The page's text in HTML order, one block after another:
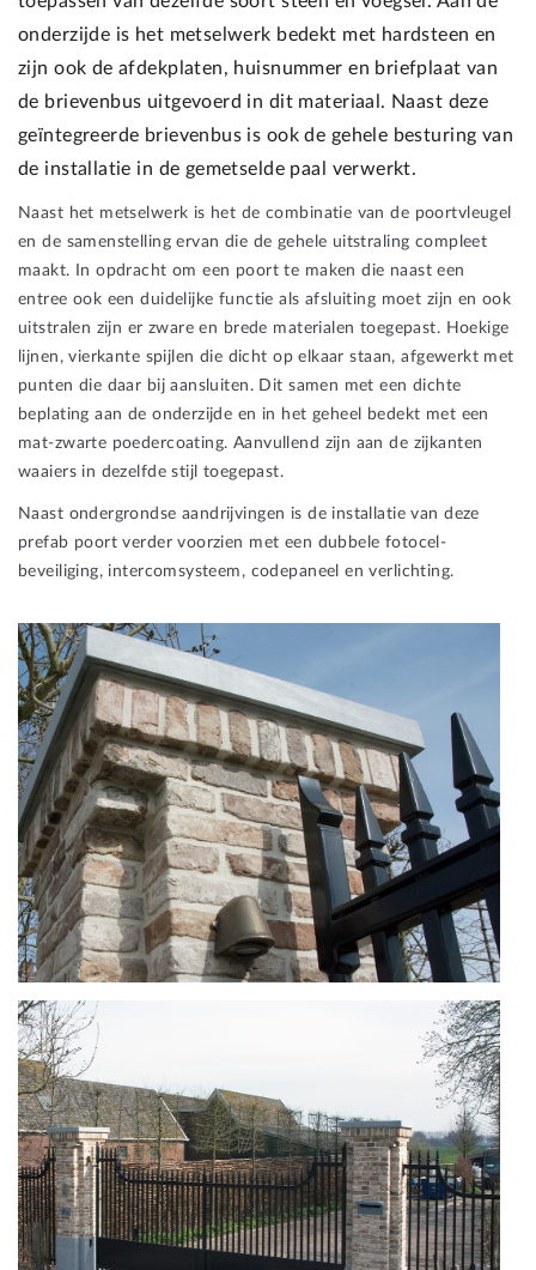
onderzijde is het metselwerk bedekt met hardsteen en
zijn ook de afdekplaten, huisnummer en briefplaat van
de brievenbus uitgevoerd in dit materiaal. Naast deze
geïntegreerde brievenbus is ook de gehele besturing van
de installatie in de gemetselde paal verwerkt.
Naast het metselwerk is het de combinatie van de poortvleugel
en de samenstelling ervan die de gehele uitstraling compleet
maakt. In opdracht om een poort te maken die naast een
entree ook een duidelijke functie als afsluiting moet zijn en ook
uitstralen zijn er zware en brede materialen toegepast. Hoekige
lijnen, vierkante spijlen die dicht op elkaar staan, afgewerkt met
punten die daar bij aansluiten. Dit samen met een dichte
beplating aan de onderzijde en in het geheel bedekt met een
mat-zwarte poedercoating. Aanvullend zijn aan de zijkanten
waaiers in dezelfde stijl toegepast.
Naast ondergrondse aandrijvingen is de installatie van deze
prefab poort verder voorzien met een dubbele fotocel-
beveiliging, intercomsysteem, codepaneel en verlichting.